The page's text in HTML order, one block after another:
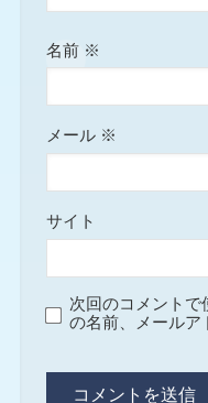
名前 ※
メール ※
サイト
次回のコメントで
の名前、メールア